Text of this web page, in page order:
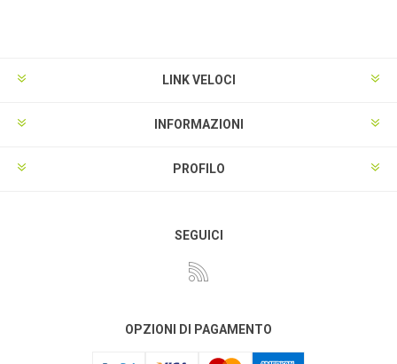
LINK VELOCI
INFORMAZIONI
PROFILO
SEGUICI
OPZIONI DI PAGAMENTO